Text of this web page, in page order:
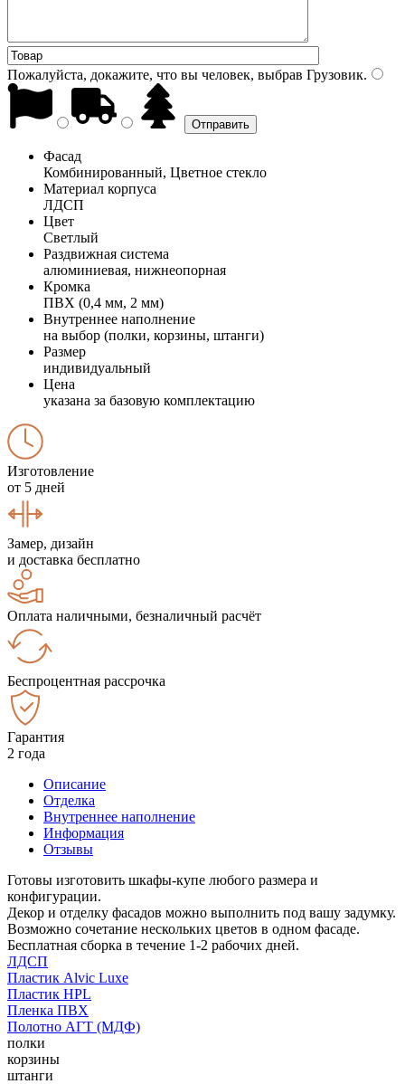
Пожалуйста, докажите, что вы человек, выбрав Грузовик.
Фасад
Комбинированный, Цветное стекло
Материал корпуса
ЛДСП
Цвет
Светлый
Раздвижная система
алюминиевая, нижнеопорная
Кромка
ПВХ (0,4 мм, 2 мм)
Внутреннее наполнение
на выбор (полки, корзины, штанги)
Размер
индивидуальный
Цена
указана за базовую комплектацию
Изготовление
от 5 дней
Замер, дизайн
и доставка бесплатно
Оплата наличными, безналичный расчёт
Беспроцентная рассрочка
Гарантия
2 года
Описание
Отделка
Внутреннее наполнение
Информация
Отзывы
Готовы изготовить шкафы-купе любого размера и
конфигурации.
Декор и отделку фасадов можно выполнить под вашу задумку.
Возможно сочетание нескольких цветов в одном фасаде.
Бесплатная сборка в течение 1-2 рабочих дней.
ЛДСП
Пластик Alvic Luxe
Пластик HPL
Пленка ПВХ
Полотно АГТ (МДФ)
полки
корзины
штанги